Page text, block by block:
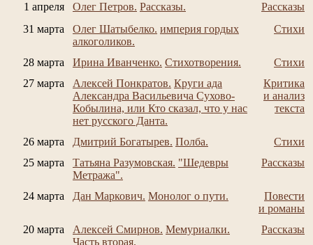
1 апреля
Олег Петров. Рассказы.
Рассказы
31 марта
Олег Шатыбелко. империя гордых
алкоголиков.
Стихи
28 марта Ирина Иванченко. Стихотворения.
Стихи
27 марта
Алексей Понкратов. Круги ада
Александра Васильевича Сухово-
Кобылина, или Кто сказал, что у нас
нет русского Данта.
Критика
и анализ
текста
26 марта Дмитрий Богатырев. Полба.
Стихи
25 марта
Татьяна Разумовская. "Шедевры
Метража".
Рассказы
24 марта Дан Маркович. Монолог о пути.
Повести
и романы
20 марта
Алексей Смирнов. Мемуриалки.
Часть вторая.
Рассказы